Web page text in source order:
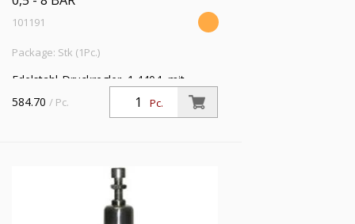
101191
Package: Stk (1Pc.)
Edelstahl-Druckregler, 1.4404, mit
Sekundärentlüftung (rücksteuerbar), inkl.
Mano., G 1/4, Regelber. 0,5 - 8 bar, PE
Pc.
584.70 / Pc.